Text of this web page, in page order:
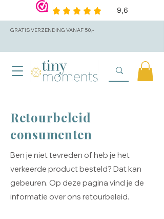
GRATIS VERZENDING VANAF 50,-
Retourbeleid
consumenten
Ben je niet tevreden of heb je het
verkeerde product besteld? Dat kan
gebeuren. Op deze pagina vind je de
informatie over ons retourbeleid.